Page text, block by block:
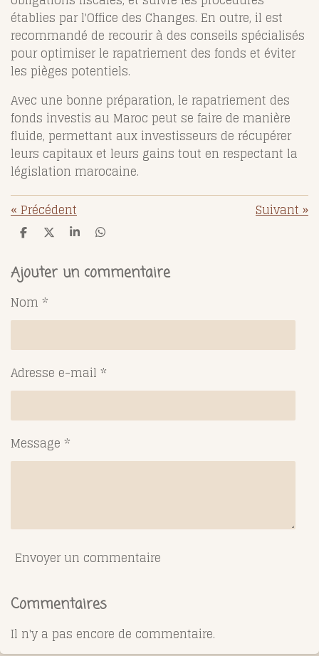
établies par l'Office des Changes. En outre, il est
recommandé de recourir à des conseils spécialisés
pour optimiser le rapatriement des fonds et éviter
les pièges potentiels.
Avec une bonne préparation, le rapatriement des
fonds investis au Maroc peut se faire de manière
fluide, permettant aux investisseurs de récupérer
leurs capitaux et leurs gains tout en respectant la
législation marocaine.
«Précédent Suivant»
P
t
a
e
r
P
t
a
r
P
t
a
r
P
t
a
r
Ajouter un commentaire
Nom *
Adresse e-mail *
Message *
Envoyer un commentaire
Commentaires
Il n'y a pas encore de commentaire.